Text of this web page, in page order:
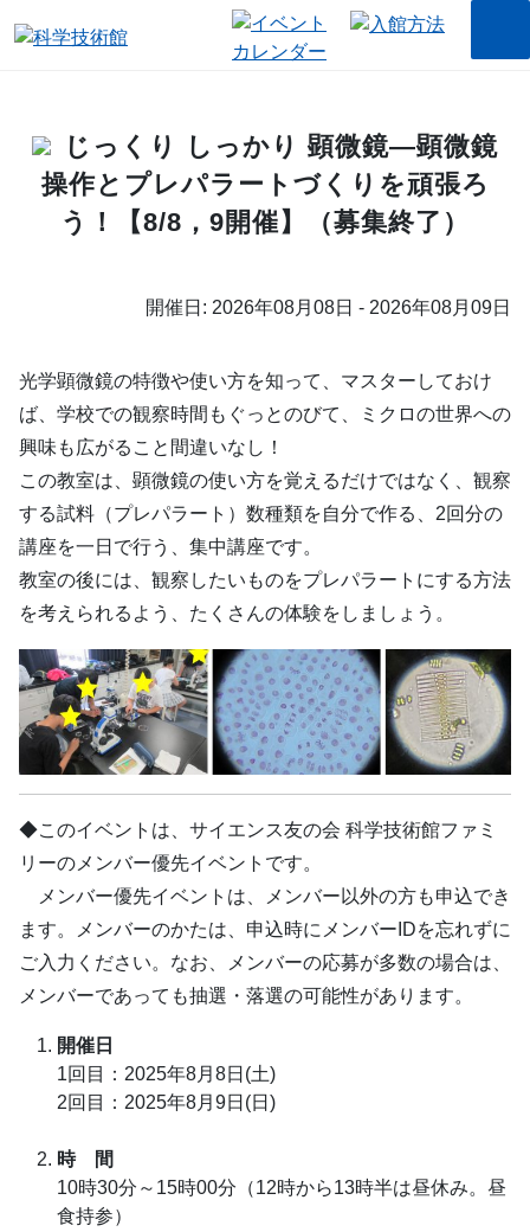
じっくり しっかり 顕微鏡―顕微鏡
操作とプレパラートづくりを頑張ろ
う！【8/8，9開催】（募集終了）
開催日: 2026年08月08日 - 2026年08月09日
光学顕微鏡の特徴や使い方を知って、マスターしておけ
ば、学校での観察時間もぐっとのびて、ミクロの世界への
興味も広がること間違いなし！
この教室は、顕微鏡の使い方を覚えるだけではなく、観察
する試料（プレパラート）数種類を自分で作る、2回分の
講座を一日で行う、集中講座です。
教室の後には、観察したいものをプレパラートにする方法
を考えられるよう、たくさんの体験をしましょう。
◆このイベントは、サイエンス友の会 科学技術館ファミ
リーのメンバー優先イベントです。
メンバー優先イベントは、メンバー以外の方も申込でき
ます。メンバーのかたは、申込時にメンバーIDを忘れずに
ご入力ください。なお、メンバーの応募が多数の場合は、
メンバーであっても抽選・落選の可能性があります。
開催日
1回目：2025年8月8日(土)
2回目：2025年8月9日(日)
時 間
10時30分～15時00分（12時から13時半は昼休み。昼
食持参）